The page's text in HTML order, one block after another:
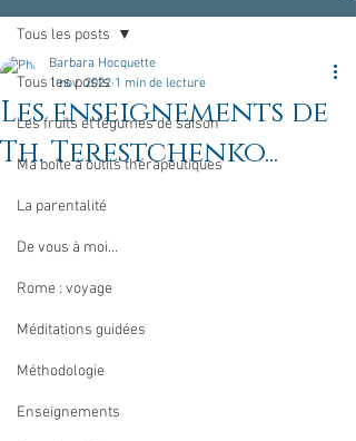
Tous les posts
Les fruits et légumes de saison
Ma boîte à outils thérapeutiques
La parentalité
De vous à moi...
Rome : voyage
Méditations guidées
Méthodologie
Enseignements
Tous les posts
Les enseignements de
Th. Terestchenko...
Barbara Hocquette
1 nov. 2022 1 min de lecture